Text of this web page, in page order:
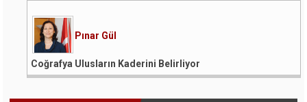
Pınar Gül
Coğrafya Ulusların Kaderini Belirliyor